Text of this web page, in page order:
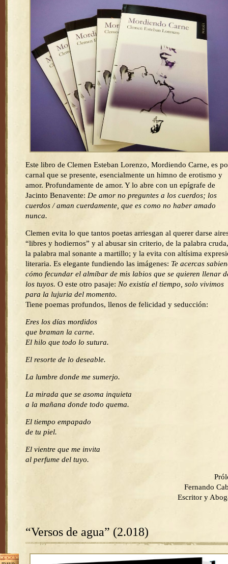
Este libro de Clemen Esteban Lorenzo, Mordiendo Carne, es
carnal que se presente, esencialmente un himno de erotismo y
amor. Profundamente de amor. Y lo abre con un epígrafe de
Jacinto Benavente: De amor no preguntes a los cuerdos; los
cuerdos / aman cuerdamente, que es como no haber amado
nunca.
Clemen evita lo que tantos poetas arriesgan al querer darse
“libres y hodiernos” y al abusar sin criterio, de la palabra
la palabra mal sonante a martillo; y la evita con altísima
literaria. Es elegante fundiendo las imágenes: Te acercas
cómo fecundar el almíbar de mis labios que se quieren llenar
los tuyos. O este otro pasaje: No existía el tiempo, solo vivimos
para la lujuria del momento.
Tiene poemas profundos, llenos de felicidad y seducción:
Eres los días mordidos
que braman la carne.
El hilo que todo lo sutura.
El resorte de lo deseable.
La lumbre donde me sumerjo.
La mirada que se asoma inquieta
a la mañana donde todo quema.
El tiempo empapado
de tu piel.
El vientre que me invita
al perfume del tuyo.
Fernando
Escritor y
“Versos de agua” (2.018)